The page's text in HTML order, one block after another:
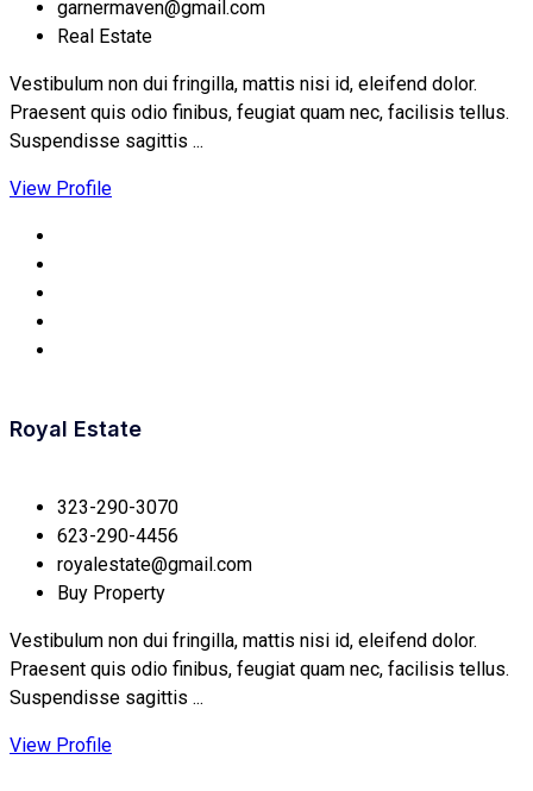
garnermaven@gmail.com
Real Estate
Vestibulum non dui fringilla, mattis nisi id, eleifend dolor.
Praesent quis odio finibus, feugiat quam nec, facilisis tellus.
Suspendisse sagittis ...
View Profile
Royal Estate
323-290-3070
623-290-4456
royalestate@gmail.com
Buy Property
Vestibulum non dui fringilla, mattis nisi id, eleifend dolor.
Praesent quis odio finibus, feugiat quam nec, facilisis tellus.
Suspendisse sagittis ...
View Profile